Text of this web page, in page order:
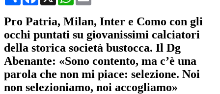
Pro Patria, Milan, Inter e Como con gli
occhi puntati su giovanissimi calciatori
della storica società bustocca. Il Dg
Abenante: «Sono contento, ma c’è una
parola che non mi piace: selezione. Noi
non selezioniamo, noi accogliamo»